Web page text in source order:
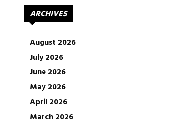
ARCHIVES
August 2026
July 2026
June 2026
May 2026
April 2026
March 2026